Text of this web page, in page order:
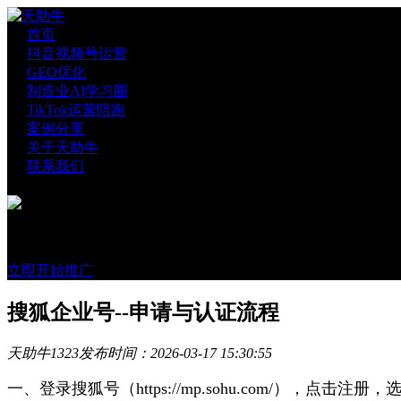
首页
抖音视频号运营
GEO优化
制造业AI学习圈
TikTok运营陪跑
案例分享
关于天助牛
联系我们
立即开始推广
搜狐企业号--申请与认证流程
天助牛1323发布时间：2026-03-17 15:30:55
一、登录搜狐号（https://mp.sohu.com/），点击注册，